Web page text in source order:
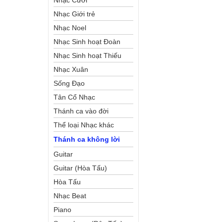
Nhạc Giới trẻ
Nhạc Noel
Nhạc Sinh hoạt Đoàn
Thể Công Giáo
Nhạc Sinh hoạt Thiếu
Nhi
Nhạc Xuân
Sống Đạo
Tân Cổ Nhạc
Thánh ca vào đời
Thể loại Nhạc khác
Thánh ca không lời
Guitar
Guitar (Hòa Tấu)
Hòa Tấu
Nhạc Beat
Piano